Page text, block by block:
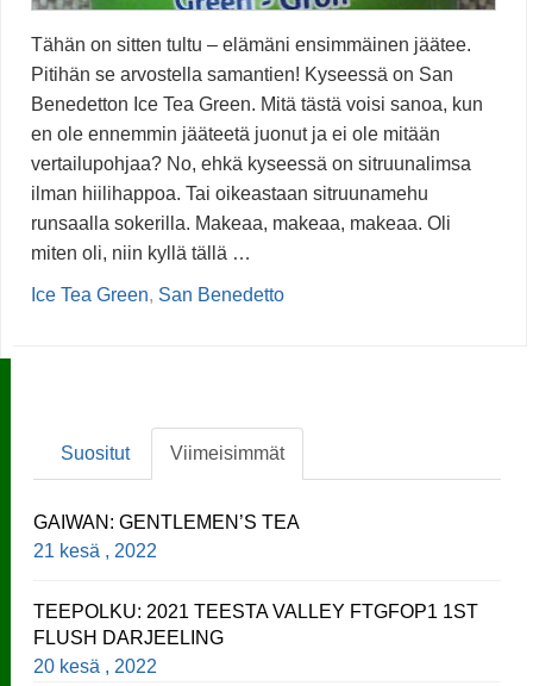
Tähän on sitten tultu – elämäni ensimmäinen jäätee.
Pitihän se arvostella samantien! Kyseessä on San
Benedetton Ice Tea Green. Mitä tästä voisi sanoa, kun
en ole ennemmin jääteetä juonut ja ei ole mitään
vertailupohjaa? No, ehkä kyseessä on sitruunalimsa
ilman hiilihappoa. Tai oikeastaan sitruunamehu
runsaalla sokerilla. Makeaa, makeaa, makeaa. Oli
miten oli, niin kyllä tällä …
Ice Tea Green, San Benedetto
Suositut Viimeisimmät
GAIWAN: GENTLEMEN’S TEA
21 kesä , 2022
TEEPOLKU: 2021 TEESTA VALLEY FTGFOP1 1ST
FLUSH DARJEELING
20 kesä , 2022